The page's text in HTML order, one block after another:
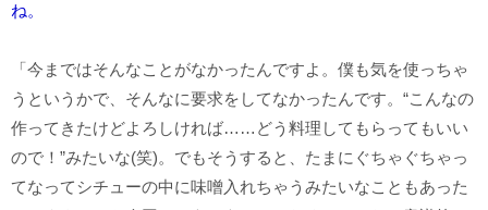
ね。
「今まではそんなことがなかったんですよ。僕も気を使っちゃ
うというかで、そんなに要求をしてなかったんです。“こんなの
作ってきたけどよろしければ……どう料理してもらってもいい
ので！”みたいな(笑)。でもそうすると、たまにぐちゃぐちゃっ
てなってシチューの中に味噌入れちゃうみたいなこともあった